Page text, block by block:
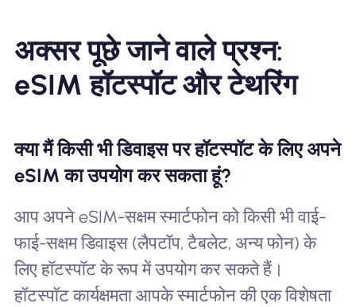
अक्सर पूछे जाने वाले प्रश्न:
eSIM हॉटस्पॉट और टेथरिंग
क्या मैं किसी भी डिवाइस पर हॉटस्पॉट के लिए अपने
eSIM का उपयोग कर सकता हूं?
आप अपने eSIM-सक्षम स्मार्टफोन को किसी भी वाई-
फाई-सक्षम डिवाइस (लैपटॉप, टैबलेट, अन्य फोन) के
लिए हॉटस्पॉट के रूप में उपयोग कर सकते हैं।
हॉटस्पॉट कार्यक्षमता आपके स्मार्टफोन की एक विशेषता